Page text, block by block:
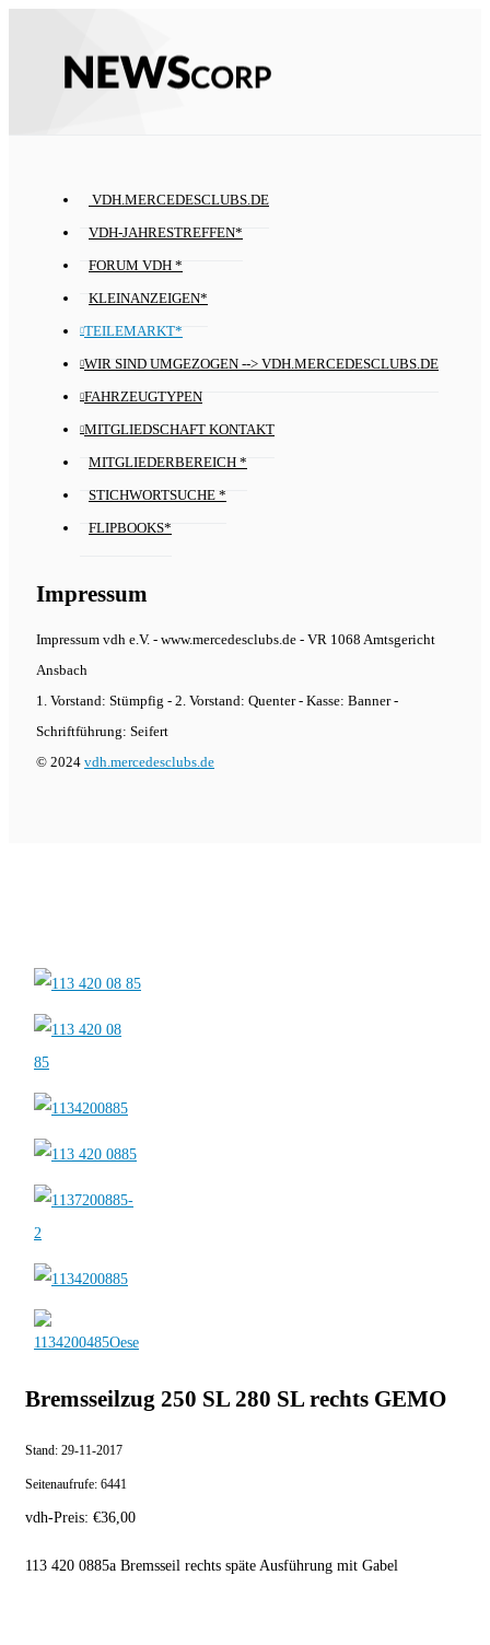
VDH.MERCEDESCLUBS.DE
VDH-JAHRESTREFFEN*
FORUM VDH *
KLEINANZEIGEN*
TEILEMARKT*
WIR SIND UMGEZOGEN --> VDH.MERCEDESCLUBS.DE
FAHRZEUGTYPEN
MITGLIEDSCHAFT KONTAKT
MITGLIEDERBEREICH *
STICHWORTSUCHE *
FLIPBOOKS*
Impressum
Impressum vdh e.V. - www.mercedesclubs.de - VR 1068 Amtsgericht
Ansbach
1. Vorstand: Stümpfig - 2. Vorstand: Quenter - Kasse: Banner -
Schriftführung: Seifert
© 2024 vdh.mercedesclubs.de
Bremsseilzug 250 SL 280 SL rechts GEMO
Stand: 29-11-2017
Seitenaufrufe: 6441
vdh-Preis: €36,00
113 420 0885a Bremsseil rechts späte Ausführung mit Gabel